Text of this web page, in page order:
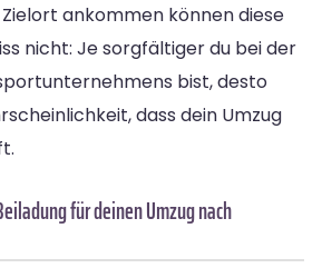
ankommen können diese
nicht: Je sorgfältiger du bei der
bist, desto
dass dein Umzug
für deinen Umzug nach